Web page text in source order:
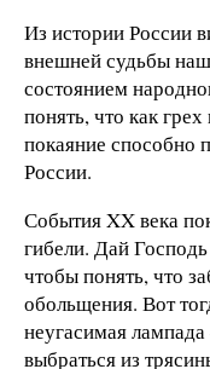
Из истории России
внешней судьбы
состоянием
понять, что как
покаяние способно
России.
События XX века
гибели. Дай
чтобы понять, что
обольщения. Вот
неугасимая
выбраться из